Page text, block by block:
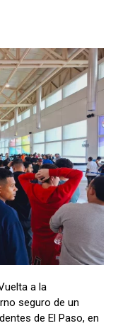
a la
seguro de un
de El Paso, en